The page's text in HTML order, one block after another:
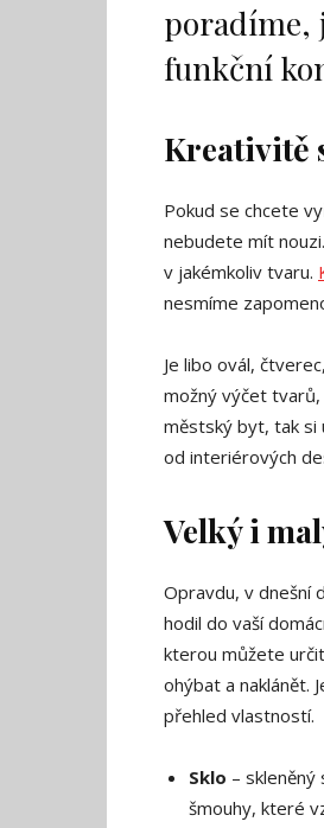
poradíme,
funkční
Kreativitě
Pokud se chcete
nebudete mít
v jakémkoliv tvaru.
nesmíme
Je libo ovál,
možný výčet
městský byt, tak si
od interiérových
Velký i
Opravdu, v dnešní
hodil do vaší
kterou můžete
ohýbat a naklánět.
přehled vlastností.
Sklo –
šmouhy, které